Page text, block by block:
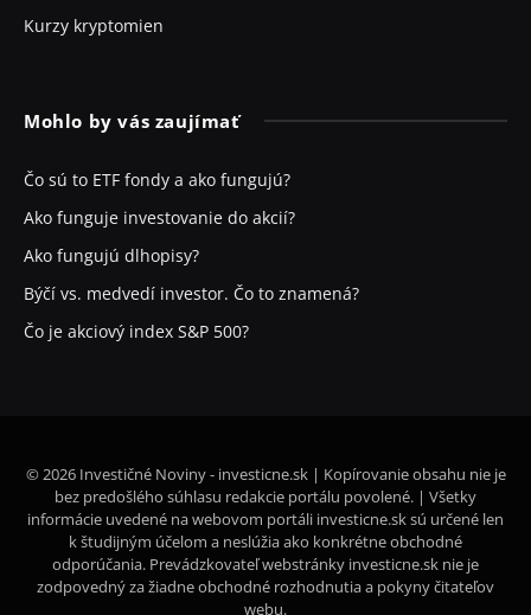
Kurzy kryptomien
Mohlo by vás zaujímať
Čo sú to ETF fondy a ako fungujú?
Ako funguje investovanie do akcií?
Ako fungujú dlhopisy?
Býčí vs. medvedí investor. Čo to znamená?
Čo je akciový index S&P 500?
© 2026 Investičné Noviny - investicne.sk | Kopírovanie obsahu nie je
bez predošlého súhlasu redakcie portálu povolené. | Všetky
informácie uvedené na webovom portáli investicne.sk sú určené len
k študijným účelom a neslúžia ako konkrétne obchodné
odporúčania. Prevádzkovateľ webstránky investicne.sk nie je
zodpovedný za žiadne obchodné rozhodnutia a pokyny čitateľov
webu.